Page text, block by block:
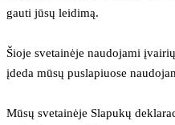
gauti jūsų leidimą.
Šioje svetainėje naudojami
įdeda mūsų puslapiuose
Mūsų svetainėje Slapukų